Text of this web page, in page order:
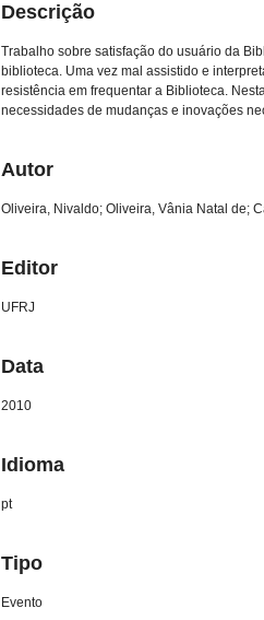
Descrição
Trabalho sobre satisfação do usuário da
biblioteca. Uma vez mal assistido e
resistência em frequentar a Biblioteca.
necessidades de mudanças e inovações
Autor
Oliveira, Nivaldo; Oliveira, Vânia Natal de;
Editor
UFRJ
Data
2010
Idioma
pt
Tipo
Evento